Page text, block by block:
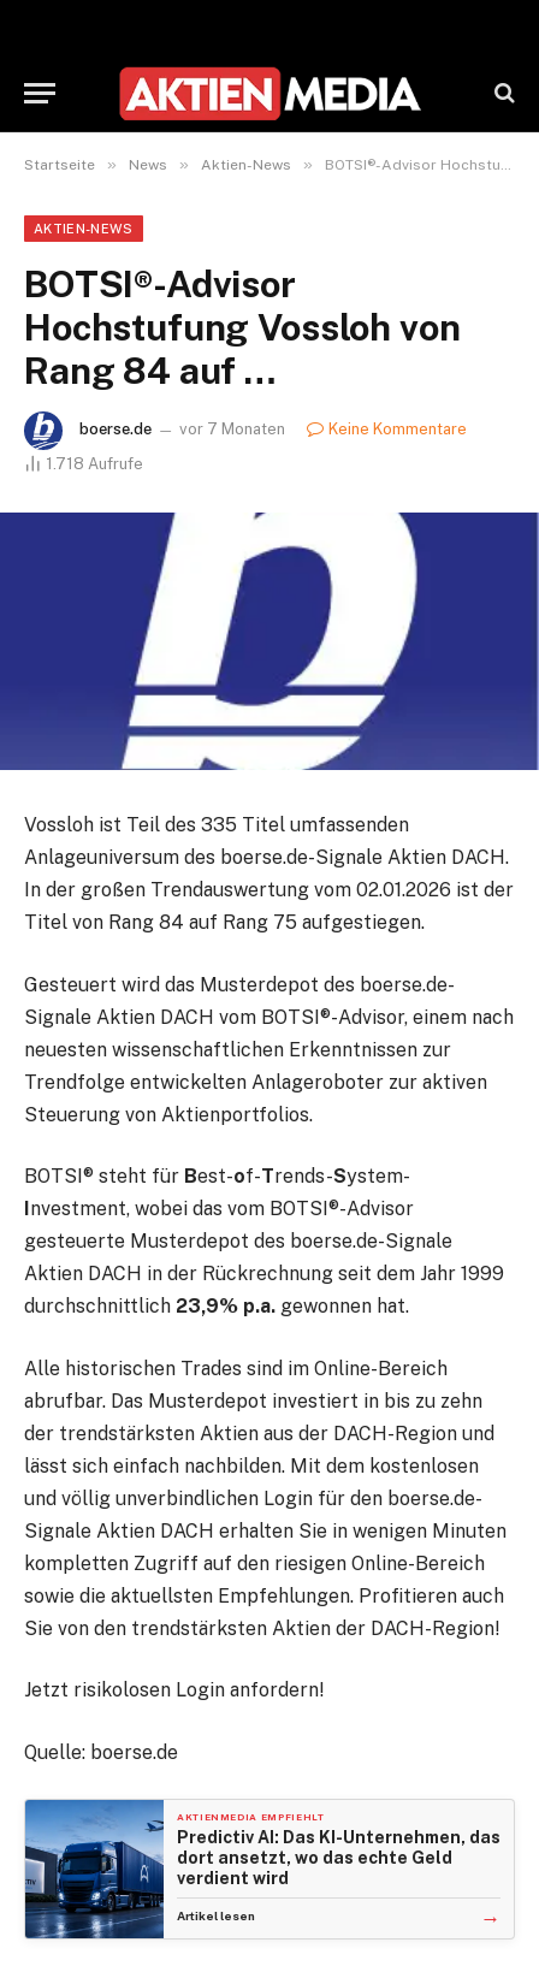
Startseite » News » Aktien-News » BOTSI®-Advisor Hochstufung Vossloh von Rang 84 auf …
AKTIEN-NEWS
BOTSI®-Advisor
Hochstufung Vossloh von
Rang 84 auf …
boerse.de vor 7 Monaten
Keine Kommentare
1.718 Aufrufe
Vossloh ist Teil des 335 Titel umfassenden
Anlageuniversum des boerse.de-Signale Aktien DACH.
In der großen Trendauswertung vom 02.01.2026 ist der
Titel von Rang 84 auf Rang 75 aufgestiegen.
Gesteuert wird das Musterdepot des boerse.de-
Signale Aktien DACH vom BOTSI®-Advisor, einem nach
neuesten wissenschaftlichen Erkenntnissen zur
Trendfolge entwickelten Anlageroboter zur aktiven
Steuerung von Aktienportfolios.
BOTSI® steht für Best-of-Trends-System-
nvestment, wobei das vom BOTSI®-Advisor
gesteuerte Musterdepot des boerse.de-Signale
Aktien DACH in der Rückrechnung seit dem Jahr 1999
durchschnittlich 23,9% p.a. gewonnen hat.
Alle historischen Trades sind im Online-Bereich
abrufbar. Das Musterdepot investiert in bis zu zehn
der trendstärksten Aktien aus der DACH-Region und
lässt sich einfach nachbilden. Mit dem kostenlosen
und völlig unverbindlichen Login für den boerse.de-
Signale Aktien DACH erhalten Sie in wenigen Minuten
kompletten Zugriff auf den riesigen Online-Bereich
sowie die aktuellsten Empfehlungen. Profitieren auch
Sie von den trendstärksten Aktien der DACH-Region!
Jetzt risikolosen Login anfordern!
Quelle: boerse.de
AKTIENMEDIA EMPFIEHLT
Predictiv AI: Das KI-Unternehmen, das
dort ansetzt, wo das echte Geld
verdient wird
Artikel lesen →